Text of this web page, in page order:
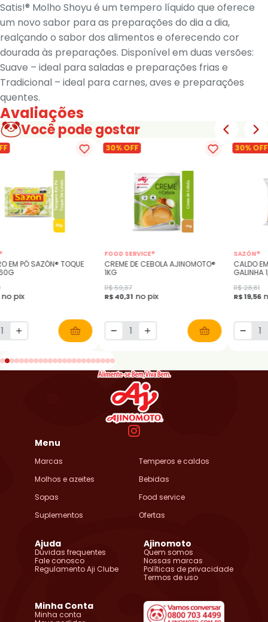
Satis!® Molho Shoyu é um tempero líquido que oferece
um novo sabor para as preparações do dia a dia,
realçando o sabor dos alimentos e oferecendo cor
dourada às preparações. Disponível em duas versões:
Suave – ideal para saladas e preparações frias e
Tradicional – ideal para carnes, aves e preparações
quentes.
Avaliações
Você pode gostar
EM PÓ SAZÓN® TOQUE
no pix
30% OFF
FOOD SERVICE®
CREME DE CEBOLA AJINOMOTO®
1KG
R$ 59,37
R$ 40,31 no pix
30% OFF
SAZÓN®
CALDO
GALINHA
R$ 28,81
R$ 19,56
Menu
Marcas
Temperos e caldos
Molhos e azeites
Bebidas
Sopas
Food service
Suplementos
Ofertas
Ajuda
Dúvidas frequentes
Fale conosco
Regulamento Aji Clube
Ajinomoto
Quem somos
Nossas marcas
Políticas de privacidade
Termos de uso
Minha Conta
Minha conta